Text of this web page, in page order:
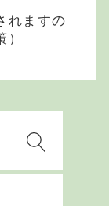
れますの